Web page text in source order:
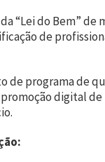
“Lei do Bem” de
de
de programa de
digital